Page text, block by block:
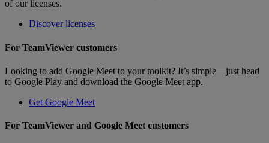
of our licenses.
Discover licenses
For TeamViewer customers
Looking to add Google Meet to your toolkit? It’s simple—just head
to Google Play and download the Google Meet app.
Get Google Meet
For TeamViewer and Google Meet customers